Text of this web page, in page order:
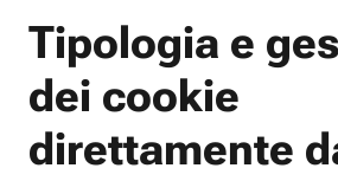
Tipologia e
dei cookie
direttamente